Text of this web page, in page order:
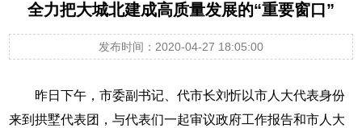
全力把大城北建成高质量发展的“重要窗口”
发布时间：2020-04-27 18:05:00
昨日下午，市委副书记、代市长刘忻以市人大代表身份
来到拱墅代表团，与代表们一起审议政府工作报告和市人大